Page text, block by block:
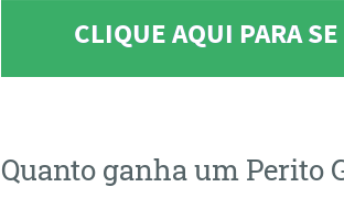
CLIQUE AQUI PARA
Quanto ganha um Perito